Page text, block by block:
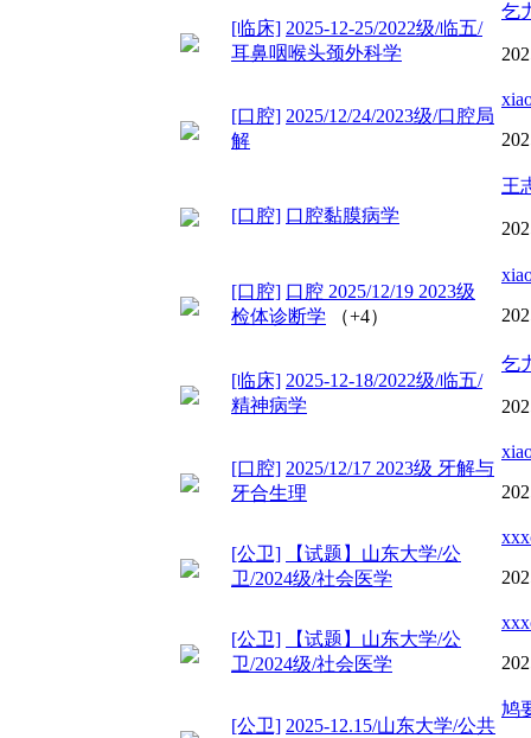
[临床] 2025-12-25/2022级/临五/
耳鼻咽喉头颈外科学
乞
[口腔] 2025/12/24/2023级/口腔局
解
[口腔] 口腔黏膜病学
王
[口腔] 口腔 2025/12/19 2023级
检体诊断学
（+4）
[临床] 2025-12-18/2022级/临五/
精神病学
乞
[口腔] 2025/12/17 2023级 牙解与
牙合生理
[公卫]
【试题】山东大学/公
卫/2024级/社会医学
[公卫]
【试题】山东大学/公
卫/2024级/社会医学
[公卫] 2025-12.15/山东大学/公共
鸠